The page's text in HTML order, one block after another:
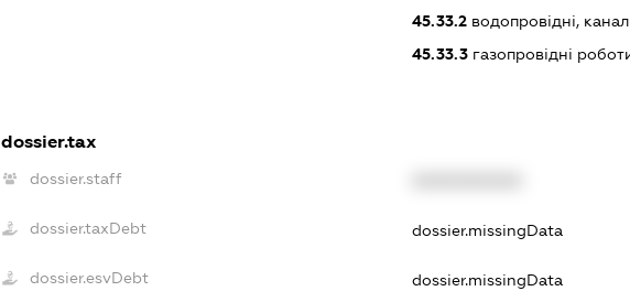
45.33.2водопровідні,
45.33.3газопровідні
dossier.tax
dossier.staff
dossier.taxDebt dossier.missingData
dossier.esvDebt dossier.missingData